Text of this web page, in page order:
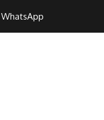
WhatsApp